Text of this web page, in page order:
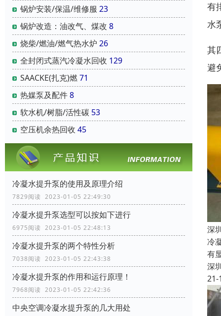
锅炉安装/保温/维修服 23
锅炉改造：油改气、煤改 8
烧柴/燃油/燃气热水炉 26
全封闭式蒸汽冷凝水回收 129
SAACKE(扎克)燃71
热媒泵及配件8
软水机/树脂/活性碳 53
空压机余热回收 45
冷凝水提升泵的使用及原理介绍
7829阅读 2023-01-05 22:49:30
冷凝水提升泵选型可以按如下进行
6975阅读 2023-01-05 22:48:13
冷凝水提升泵的两个特性分析
7038阅读 2023-01-05 22:43:38
冷凝水提升泵的作用和运行原理！
7968阅读 2023-01-05 22:42:36
中央空调冷凝水提升泵的几大用处
有
水
其
避
深
冷
有
深
21-